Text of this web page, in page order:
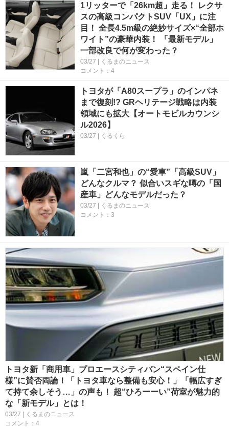
1リッターで「26km超」走る！ レクサ
スの高級コンパクトSUV「UX」に注
目！ 全長4.5m級の絶妙サイズ×“全部ホ
ワイト”の豪華内装！ 「最新モデル」
一部改良で何が変わった？
03/27 | くるまのニュース
コメント：4
トヨタが「A80スープラ」のインパネ
まで復刻!? GRヘリテージ戦略は内装
領域にも拡大【オートモビルカウンシ
ル2026】
03/27 | くるくら
嵐「二宮和也」の“愛車”「高級SUV」
どんなクルマ？ 似合いスギな噂の「国
産車」どんなモデルだった？
03/27 | くるまのニュース
コメント：3
トヨタ新「商用車」プロエースシティバン“スペイン仕
様”に賛否両論！「トヨタ車なら整備も安心！」「幅広すぎ
て持て余しそう…」の声も！ 超“ひろーーい”荷室が魅力的
な「新モデル」とは！
03/27 | くるまのニュース
コメント：4